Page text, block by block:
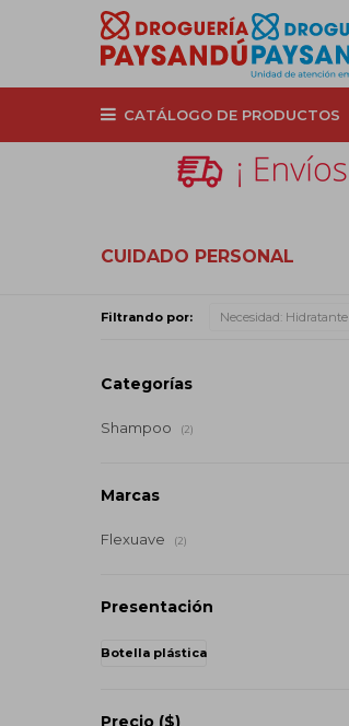
CATÁLOGO DE PRODUCTOS
CUIDADO PERSONAL
Filtrando por: Necesidad: Hidratante
Categorías
Shampoo (2)
Marcas
Flexuave (2)
Presentación
Botella plástica
Precio ($)